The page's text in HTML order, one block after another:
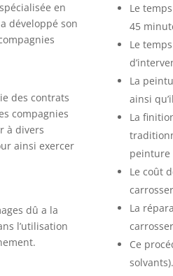
en
développé son
des contrats
compagnies
à divers
ainsi exercer
dû a la
l’utilisation
Le
45
Le
La
ainsi
La
peinture
Le coût
La
Ce
solvants).